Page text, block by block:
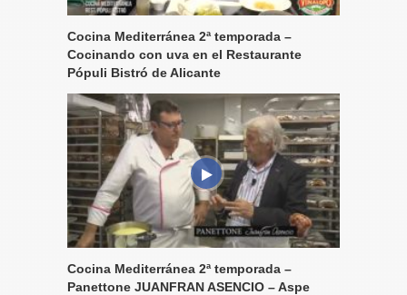
Cocina Mediterránea 2ª temporada –
Cocinando con uva en el Restaurante
Pópuli Bistró de Alicante
Cocina Mediterránea 2ª temporada –
Panettone JUANFRAN ASENCIO – Aspe